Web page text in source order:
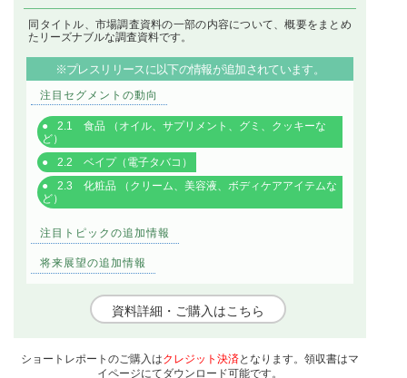
同タイトル、市場調査資料の一部の内容について、概要をまとめ
たリーズナブルな調査資料です。
※プレスリリースに以下の情報が追加されています。
注目セグメントの動向
2.1 食品 （オイル、サプリメント、グミ、クッキーな
ど）
2.2 ベイプ（電子タバコ）
2.3 化粧品 （クリーム、美容液、ボディケアアイテムな
ど）
注目トピックの追加情報
将来展望の追加情報
資料詳細・ご購入はこちら
ショートレポートのご購入はクレジット決済となります。領収書はマ
イページにてダウンロード可能です。